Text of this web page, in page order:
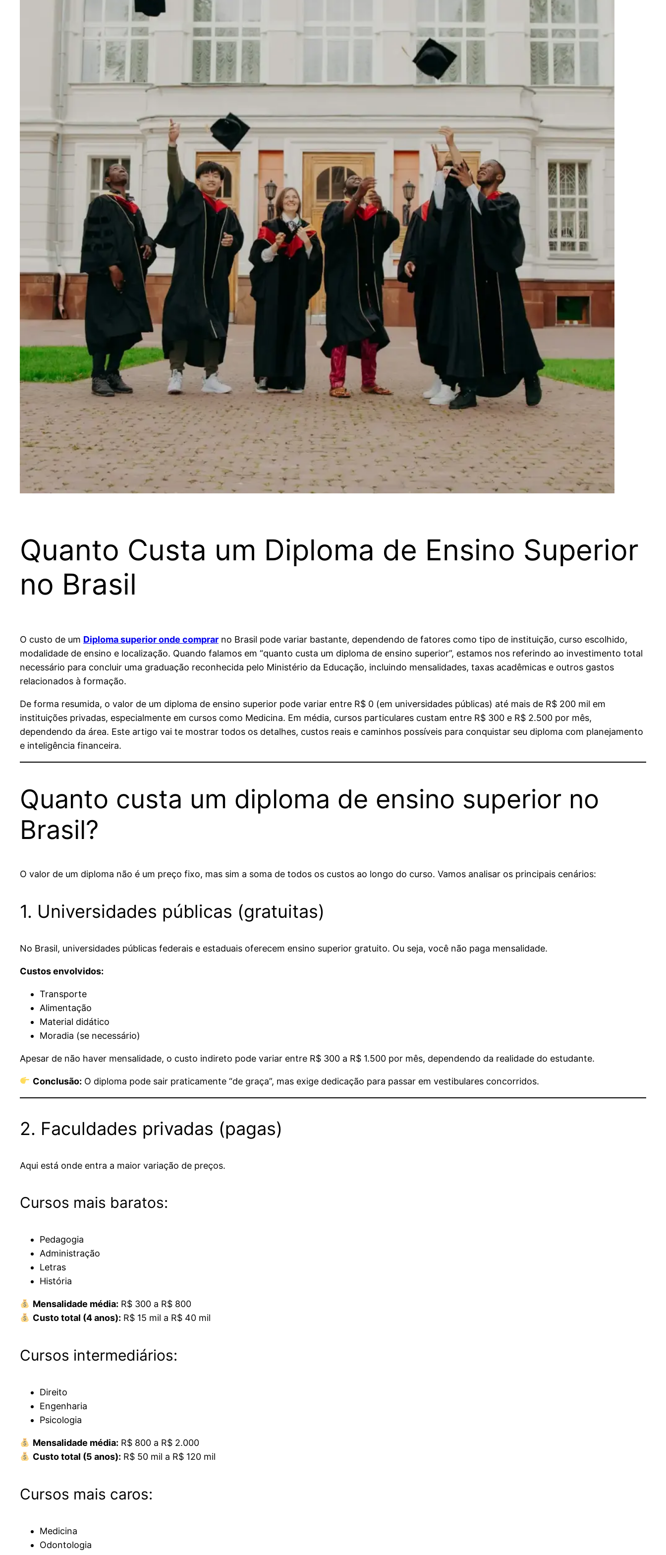
Quanto Custa um Diploma de Ensino Superior
no Brasil
O custo de um Diploma superior onde comprar no Brasil pode variar bastante, dependendo de fatores como tipo de instituição, curso escolhido,
modalidade de ensino e localização. Quando falamos em “quanto custa um diploma de ensino superior”, estamos nos referindo ao investimento total
necessário para concluir uma graduação reconhecida pelo Ministério da Educação, incluindo mensalidades, taxas acadêmicas e outros gastos
relacionados à formação.
De forma resumida, o valor de um diploma de ensino superior pode variar entre R$ 0 (em universidades públicas) até mais de R$ 200 mil em
instituições privadas, especialmente em cursos como Medicina. Em média, cursos particulares custam entre R$ 300 e R$ 2.500 por mês,
dependendo da área. Este artigo vai te mostrar todos os detalhes, custos reais e caminhos possíveis para conquistar seu diploma com planejamento
e inteligência financeira.
Quanto custa um diploma de ensino superior no
Brasil?
O valor de um diploma não é um preço fixo, mas sim a soma de todos os custos ao longo do curso. Vamos analisar os principais cenários:
1. Universidades públicas (gratuitas)
No Brasil, universidades públicas federais e estaduais oferecem ensino superior gratuito. Ou seja, você não paga mensalidade.
Custos envolvidos:
Transporte
Alimentação
Material didático
Moradia (se necessário)
Apesar de não haver mensalidade, o custo indireto pode variar entre R$ 300 a R$ 1.500 por mês, dependendo da realidade do estudante.
Conclusão: O diploma pode sair praticamente “de graça”, mas exige dedicação para passar em vestibulares concorridos.
2. Faculdades privadas (pagas)
Aqui está onde entra a maior variação de preços.
Cursos mais baratos:
Pedagogia
Administração
Letras
História
Mensalidade média: R$ 300 a R$ 800
Custo total (4 anos): R$ 15 mil a R$ 40 mil
Cursos intermediários:
Direito
Engenharia
Psicologia
Mensalidade média: R$ 800 a R$ 2.000
Custo total (5 anos): R$ 50 mil a R$ 120 mil
Cursos mais caros:
Medicina
Odontologia